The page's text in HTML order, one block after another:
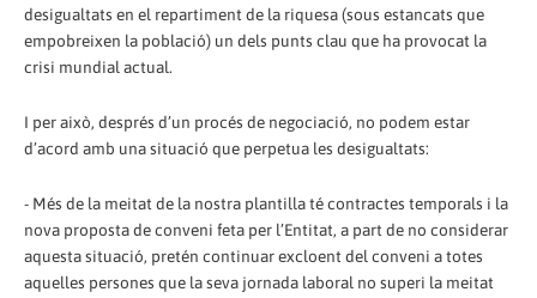
desigualtats en el repartiment de la riquesa (sous estancats que
empobreixen la població) un dels punts clau que ha provocat la
crisi mundial actual.
I per això, després d’un procés de negociació, no podem estar
d’acord amb una situació que perpetua les desigualtats:
- Més de la meitat de la nostra plantilla té contractes temporals i la
nova proposta de conveni feta per l’Entitat, a part de no considerar
aquesta situació, pretén continuar excloent del conveni a totes
aquelles persones que la seva jornada laboral no superi la meitat